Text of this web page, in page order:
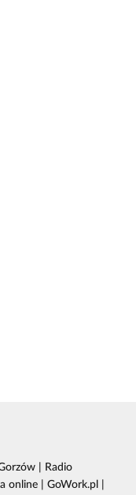
Radio
online GoWork.pl